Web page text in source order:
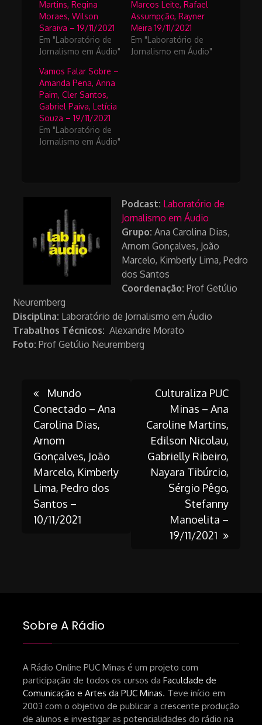
Martins, Regina
Moraes, Wilson
Saraiva – 19/11/2021
Em "Laboratório de
Jornalismo em Áudio"
Marcos Leite, Rafael
Assumpção, Rayner
Meira 19/11/2021
Em "Laboratório de
Jornalismo em Áudio"
Vamos Falar Sobre –
Amanda Pena, Anna
Paim, Cler Santos,
Gabriel Paiva, Letícia
Souza – 19/11/2021
Em "Laboratório de
Jornalismo em Áudio"
Podcast: Laboratório de
Jornalismo em Áudio
Grupo: Ana Carolina Dias,
Arnom Gonçalves, João
Marcelo, Kimberly Lima, Pedro
dos Santos
Coordenação: Prof Getúlio
Neuremberg
Disciplina: Laboratório de Jornalismo em Áudio
Trabalhos Técnicos: Alexandre Morato
Foto: Prof Getúlio Neuremberg
Post
navigation
Mundo
Conectado – Ana
Carolina Dias,
Arnom
Gonçalves, João
Marcelo, Kimberly
Lima, Pedro dos
Santos –
10/11/2021
Culturaliza PUC
Minas – Ana
Caroline Martins,
Edilson Nicolau,
Gabrielly Ribeiro,
Nayara Tibúrcio,
Sérgio Pêgo,
Stefanny
Manoelita –
19/11/2021
Sobre A Rádio
A Rádio Online PUC Minas é um projeto com
participação de todos os cursos da Faculdade de
Comunicação e Artes da PUC Minas. Teve início em
2003 com o objetivo de publicar a crescente produção
de alunos e investigar as potencialidades do rádio na